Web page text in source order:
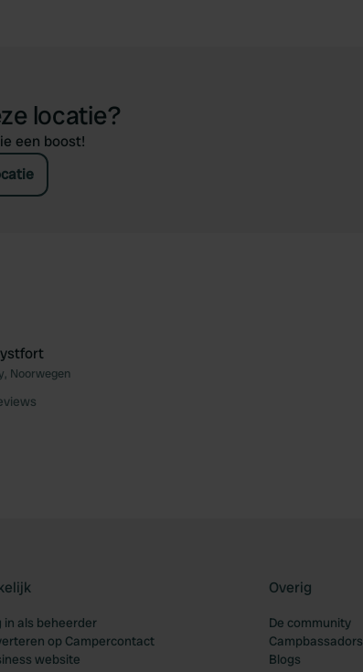
locatie?
een boost!
Noorwegen
in als beheerder
op Campercontact
website
Overig
De community
Campbassadors
Blogs